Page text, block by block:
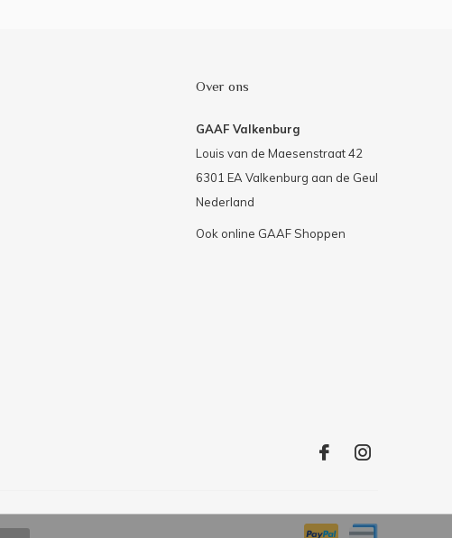
Over ons
GAAF Valkenburg
Louis van de Maesenstraat 42
6301 EA Valkenburg aan de Geul
Nederland
Ook online GAAF Shoppen